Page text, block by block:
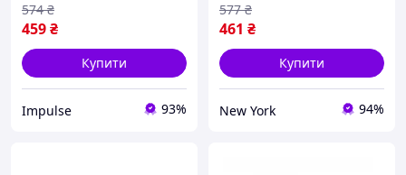
459₴
574 ₴
Купити
Impulse 93%
461 ₴
577 ₴
Купити
New York 94%